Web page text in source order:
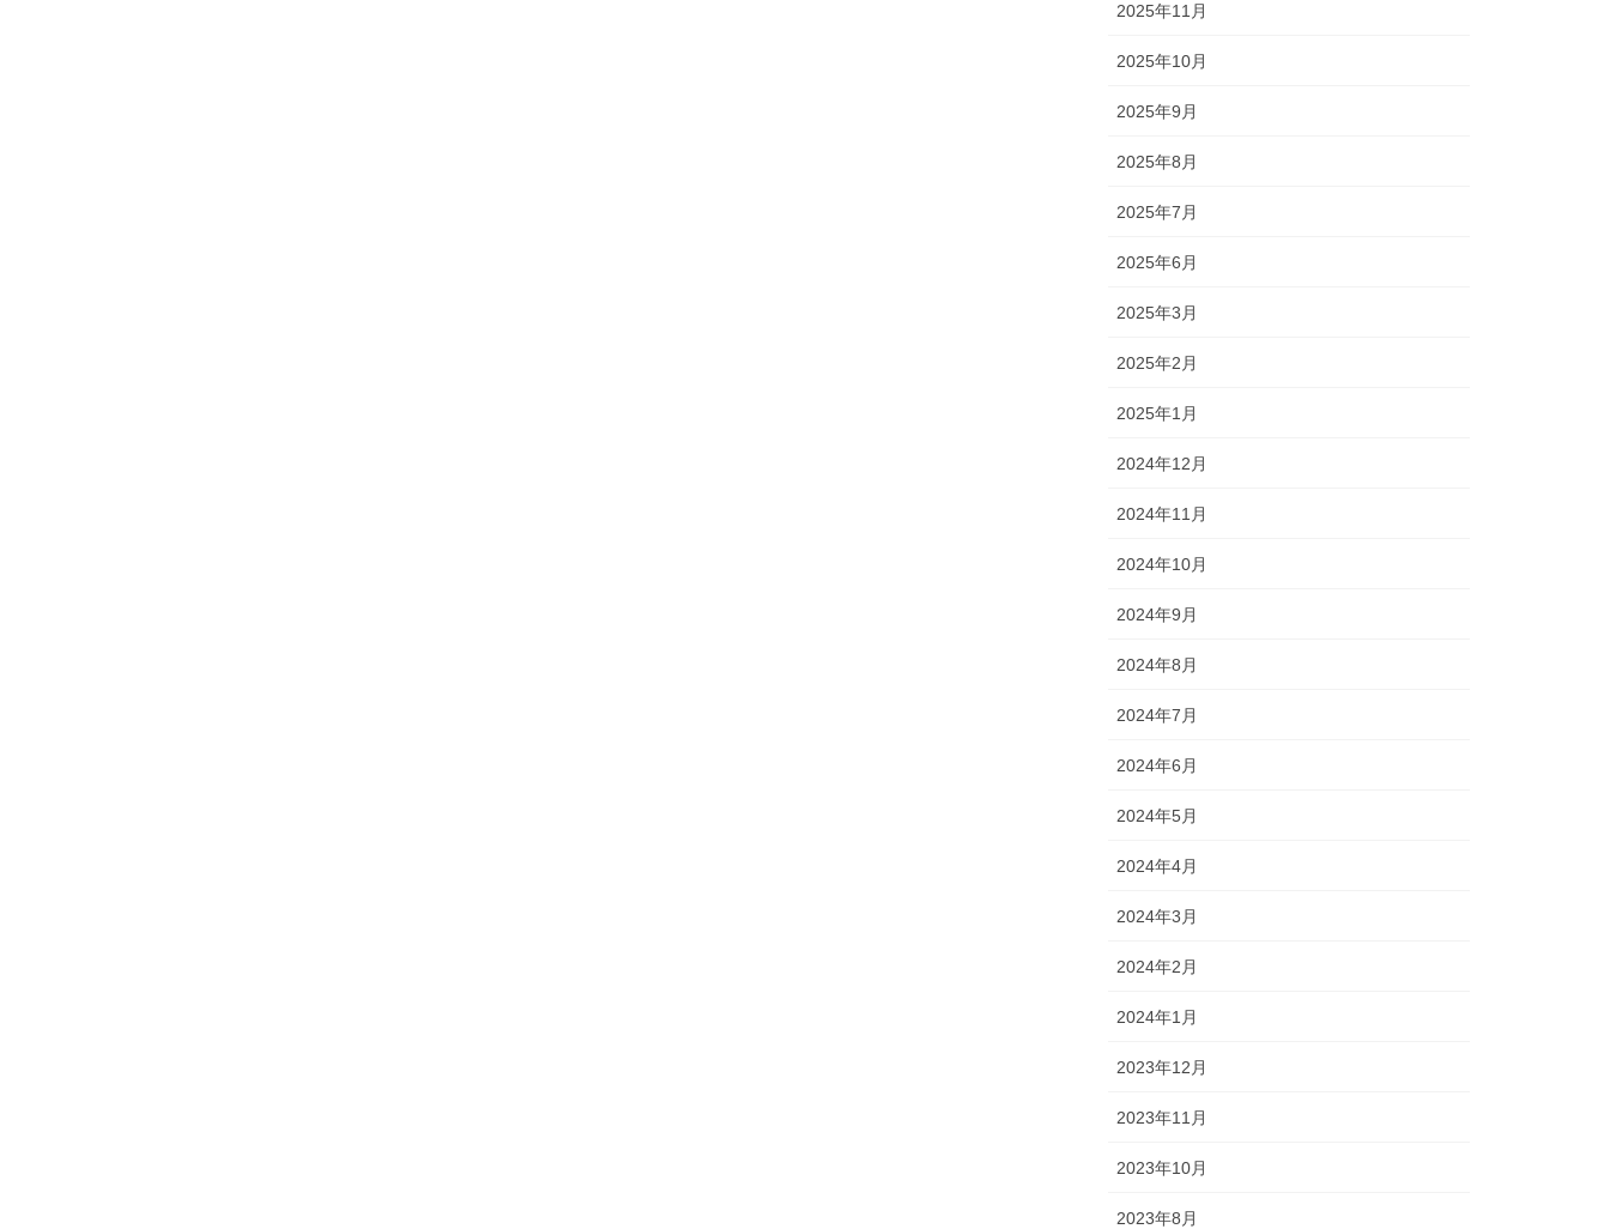
2025年11月
2025年10月
2025年9月
2025年8月
2025年7月
2025年6月
2025年3月
2025年2月
2025年1月
2024年12月
2024年11月
2024年10月
2024年9月
2024年8月
2024年7月
2024年6月
2024年5月
2024年4月
2024年3月
2024年2月
2024年1月
2023年12月
2023年11月
2023年10月
2023年8月